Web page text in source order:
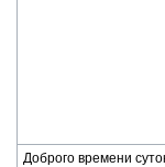
Доброго времени